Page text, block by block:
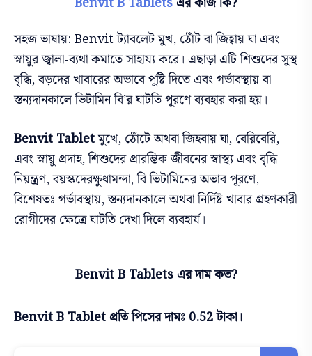
সহজ ভাষায়: Benvit ট্যাবলেট মুখ, ঠোঁট বা জিহ্বায় ঘা এবং
স্নায়ুর জ্বালা-ব্যথা কমাতে সাহায্য করে। এছাড়া এটি শিশুদের সুস্থ
বৃদ্ধি, বড়দের খাবারের অভাবে পুষ্টি দিতে এবং গর্ভাবস্থায় বা
স্তন্যদানকালে ভিটামিন বি’র ঘাটতি পূরণে ব্যবহার করা হয়।
Benvit Tabletমুখে, ঠোঁটে অথবা জিহবায় ঘা, বেরিবেরি,
এবং স্নায়ু প্রদাহ, শিশুদের প্রারম্ভিক জীবনের স্বাস্থ্য এবং বৃদ্ধি
নিয়ন্ত্রণ, বয়স্কদেরক্ষুধামন্দা, বি ভিটামিনের অভাব পূরণে,
বিশেষতঃ গর্ভাবস্থায়, স্তন্যদানকালে অথবা নির্দিষ্ট খাবার গ্রহণকারী
রোগীদের ক্ষেত্রে ঘাটতি দেখা দিলে ব্যবহার্য।
Benvit B Tablets এর দাম কত?
Benvit B Tablet প্রতি পিসের দামঃ 0.52 টাকা।